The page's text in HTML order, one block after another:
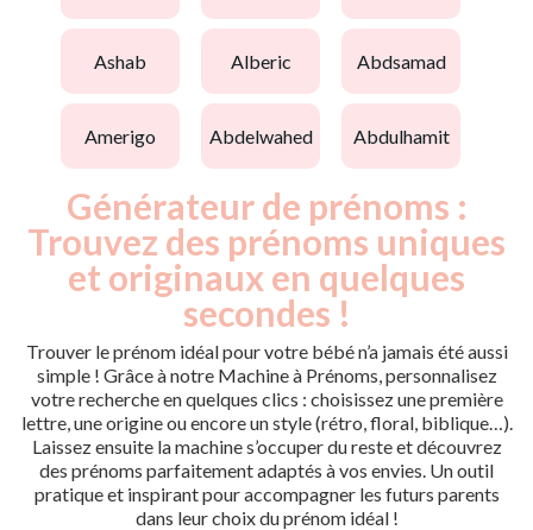
ashab alberic abdsamad
amerigo abdelwahed abdulhamit
Générateur de prénoms :
Trouvez des prénoms uniques
et originaux en quelques
secondes !
Trouver le prénom idéal pour votre bébé n’a jamais été aussi
simple ! Grâce à notre Machine à Prénoms, personnalisez
votre recherche en quelques clics : choisissez une première
lettre, une origine ou encore un style (rétro, floral, biblique…).
Laissez ensuite la machine s’occuper du reste et découvrez
des prénoms parfaitement adaptés à vos envies. Un outil
pratique et inspirant pour accompagner les futurs parents
dans leur choix du prénom idéal !